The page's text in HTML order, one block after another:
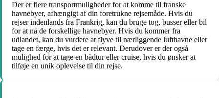
Der er flere transportmuligheder for at komme til franske
havnebyer, afhængigt af din foretrukne rejsemåde. Hvis du
rejser indenlands fra Frankrig, kan du bruge tog, busser eller bil
for at nå de forskellige havnebyer. Hvis du kommer fra
udlandet, kan du vurdere at flyve til nærliggende lufthavne eller
tage en færge, hvis det er relevant. Derudover er der også
mulighed for at tage en bådtur eller cruise, hvis du ønsker at
tilføje en unik oplevelse til din rejse.